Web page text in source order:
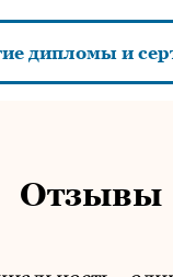
дипломы и
Отзывы